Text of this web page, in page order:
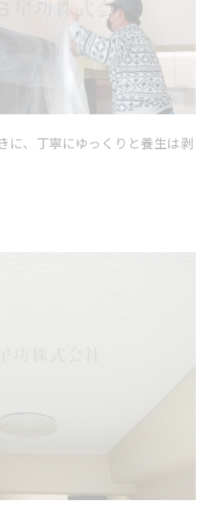
に、丁寧にゆっくりと養生は剥